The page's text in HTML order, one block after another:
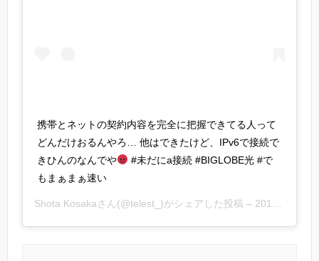
携帯とネットの契約内容を完全に把握できてる人って
どんだけおるんやろ… 他はできたけど、IPv6で接続で
きひんのなんでや
#未だにa接続 #BIGLOBE光 #で
もまぁまぁ速い
Shota Kosakaさん(@telest_)がシェアした投稿 – 2017年10月月18日午前8時03分PDT